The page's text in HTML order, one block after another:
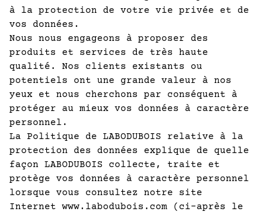
à la protection de votre vie privée et de
vos données.
Nous nous engageons à proposer des
produits et services de très haute
qualité. Nos clients existants ou
potentiels ont une grande valeur à nos
yeux et nous cherchons par conséquent à
protéger au mieux vos données à caractère
personnel.
La Politique de LABODUBOIS relative à la
protection des données explique de quelle
façon LABODUBOIS collecte, traite et
protège vos données à caractère personnel
lorsque vous consultez notre site
Internet www.labodubois.com (ci-après le